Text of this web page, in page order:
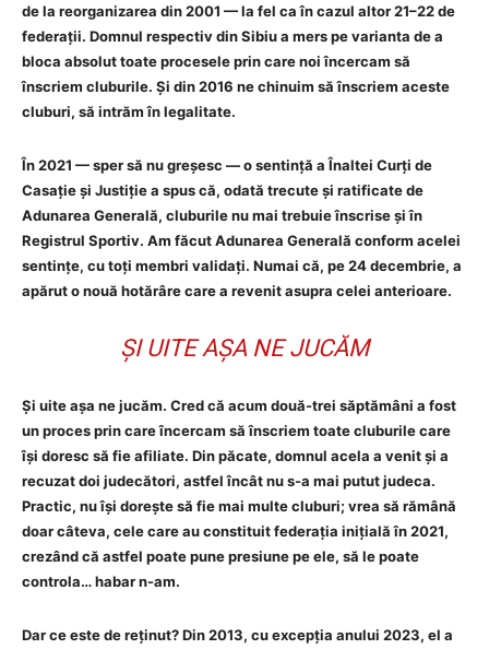
de la reorganizarea din 2001 — la fel ca în cazul altor 21–22 de
federații. Domnul respectiv din Sibiu a mers pe varianta de a
bloca absolut toate procesele prin care noi încercam să
înscriem cluburile. Și din 2016 ne chinuim să înscriem aceste
cluburi, să intrăm în legalitate.
În 2021 — sper să nu greșesc — o sentință a Înaltei Curți de
Casație și Justiție a spus că, odată trecute și ratificate de
Adunarea Generală, cluburile nu mai trebuie înscrise și în
Registrul Sportiv. Am făcut Adunarea Generală conform acelei
sentințe, cu toți membri validați. Numai că, pe 24 decembrie, a
apărut o nouă hotărâre care a revenit asupra celei anterioare.
ȘI UITE AȘA NE JUCĂM
Și uite așa ne jucăm. Cred că acum două-trei săptămâni a fost
un proces prin care încercam să înscriem toate cluburile care
își doresc să fie afiliate. Din păcate, domnul acela a venit și a
recuzat doi judecători, astfel încât nu s-a mai putut judeca.
Practic, nu își dorește să fie mai multe cluburi; vrea să rămână
doar câteva, cele care au constituit federația inițială în 2021,
crezând că astfel poate pune presiune pe ele, să le poate
controla… habar n-am.
Dar ce este de reținut? Din 2013, cu excepția anului 2023, el a